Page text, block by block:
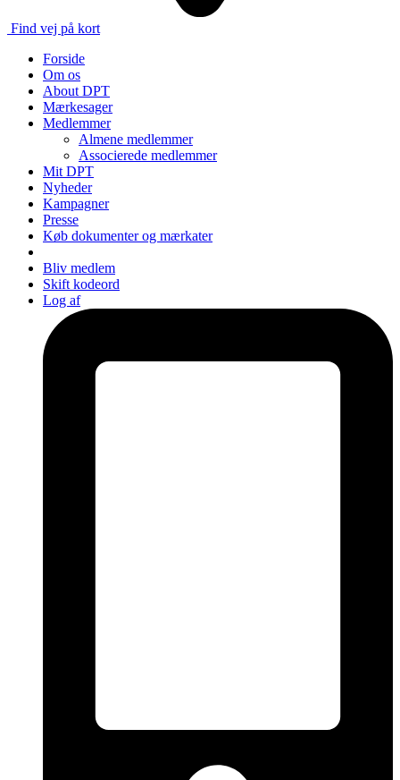
Find vej på kort
Forside
Om os
About DPT
Mærkesager
Medlemmer
Almene medlemmer
Associerede medlemmer
Mit DPT
Nyheder
Kampagner
Presse
Køb dokumenter og mærkater
Bliv medlem
Skift kodeord
Log af